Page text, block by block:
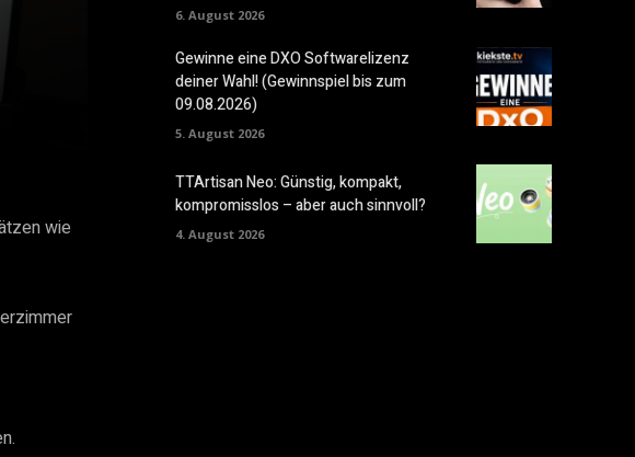
wie
6. August 2026
Gewinne eine DXO Softwarelizenz
deiner Wahl! (Gewinnspiel bis zum
09.08.2026)
5. August 2026
TTArtisan Neo: Günstig, kompakt,
kompromisslos – aber auch sinnvoll?
4. August 2026